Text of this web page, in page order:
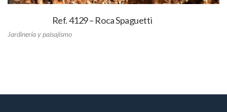
Ref. 4129 – Roca Spaguetti
Jardinería y paisajismo